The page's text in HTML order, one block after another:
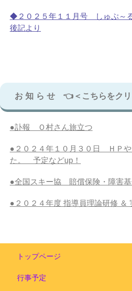
◆２０２５年１１月号 しゅぷ
後記より
お 知 ら せ 👈＜こちらをクリ
●訃報 Ｏ村さん旅立つ
●２０２４年１０月３０日 ＨＰや
た。 予定などup！
●全国スキー協 賠償保険・障害
●２０２４年度 指導員理論研修 ＆
トップページ
行事予定